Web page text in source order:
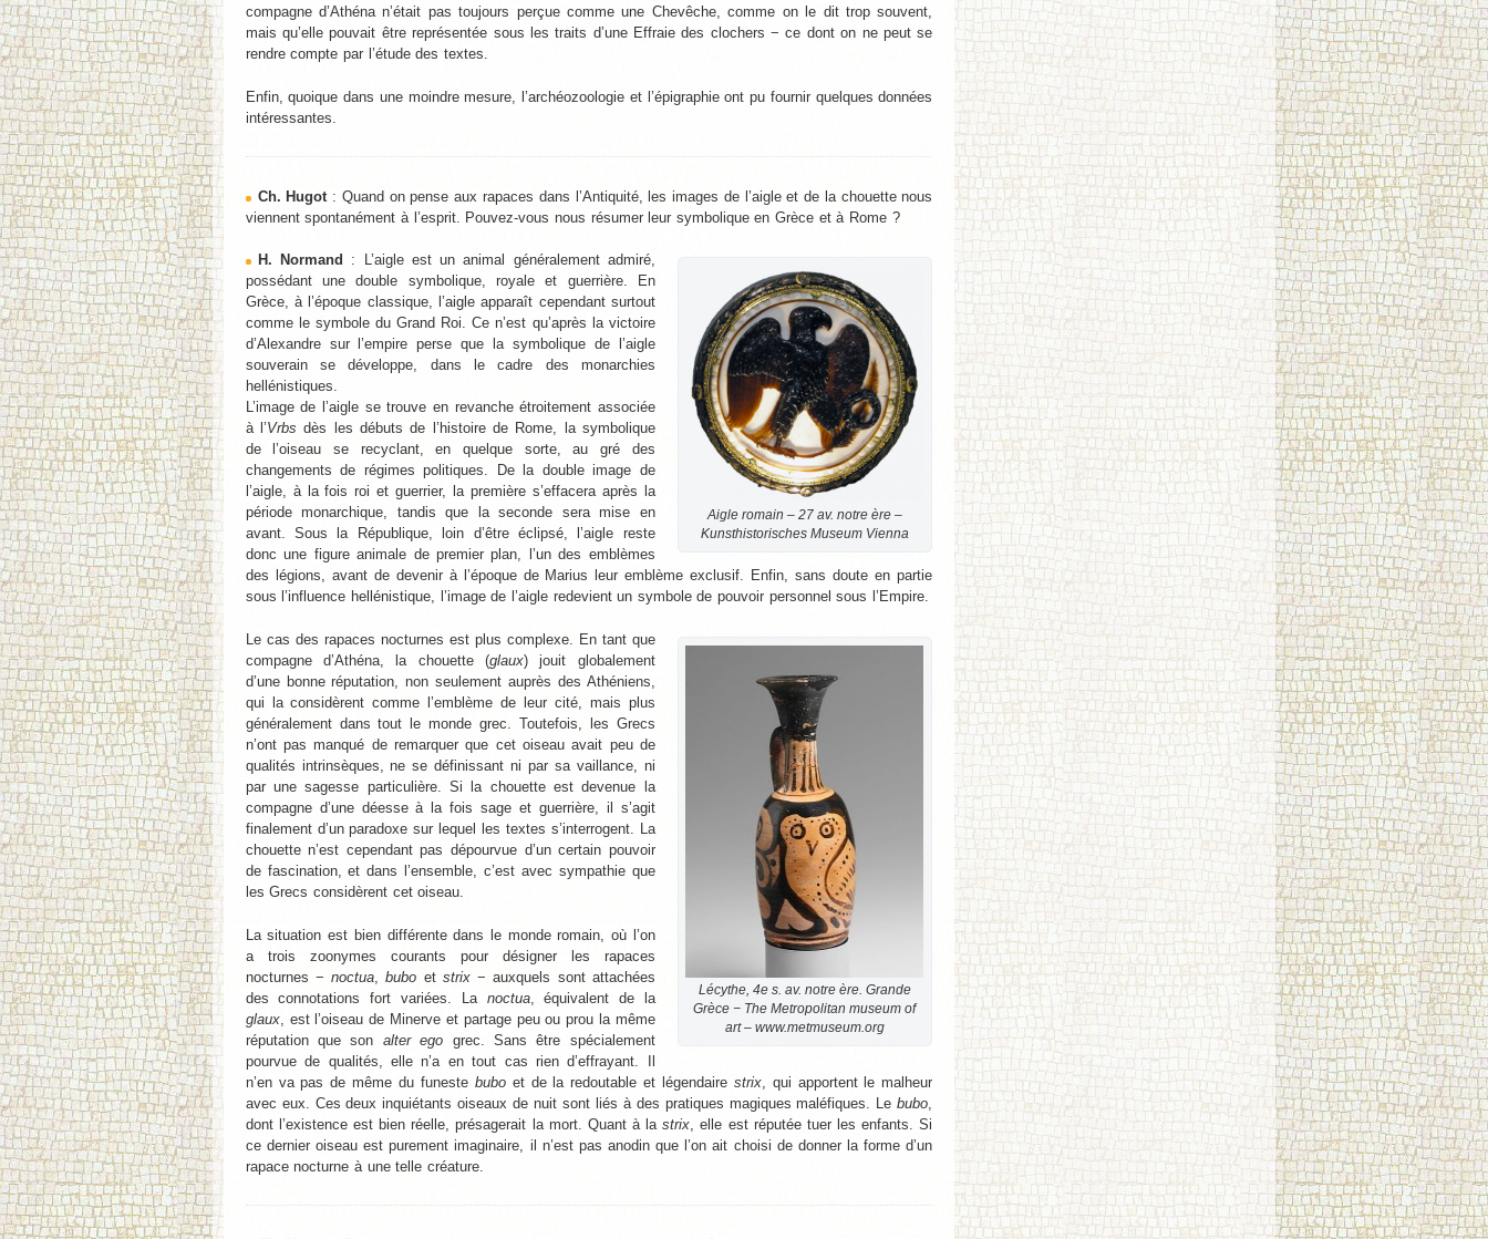
compagne d’Athéna n’était pas toujours perçue comme une Chevêche, comme on le dit trop souvent,
mais qu’elle pouvait être représentée sous les traits d’une Effraie des clochers − ce dont on ne peut se
rendre compte par l’étude des textes.
Enfin, quoique dans une moindre mesure, l’archéozoologie et l’épigraphie ont pu fournir quelques données
intéressantes.
Ch. Hugot : Quand on pense aux rapaces dans l’Antiquité, les images de l’aigle et de la chouette nous
viennent spontanément à l’esprit. Pouvez-vous nous résumer leur symbolique en Grèce et à Rome ?
Aigle romain – 27 av. notre ère –
Kunsthistorisches Museum Vienna
H. Normand
: L’aigle est un animal généralement admiré,
possédant une double symbolique, royale et guerrière. En
Grèce, à l’époque classique, l’aigle apparaît cependant surtout
comme le symbole du Grand Roi. Ce n’est qu’après la victoire
d’Alexandre sur l’empire perse que la symbolique de l’aigle
souverain se développe, dans le cadre des monarchies
hellénistiques.
L’image de l’aigle se trouve en revanche étroitement associée
à l’Vrbs dès les débuts de l’histoire de Rome, la symbolique
de l’oiseau se recyclant, en quelque sorte, au gré des
changements de régimes politiques. De la double image de
l’aigle, à la fois roi et guerrier, la première s’effacera après la
période monarchique, tandis que la seconde sera mise en
avant. Sous la République, loin d’être éclipsé, l’aigle reste
donc une figure animale de premier plan, l’un des emblèmes
des légions, avant de devenir à l’époque de Marius leur emblème exclusif. Enfin, sans doute en partie
sous l’influence hellénistique, l’image de l’aigle redevient un symbole de pouvoir personnel sous l’Empire.
Lécythe, 4e s. av. notre ère. Grande
Grèce − The Metropolitan museum of
art – www.metmuseum.org
Le cas des rapaces nocturnes est plus complexe. En tant que
compagne d’Athéna, la chouette (glaux) jouit globalement
d’une bonne réputation, non seulement auprès des Athéniens,
qui la considèrent comme l’emblème de leur cité, mais plus
généralement dans tout le monde grec. Toutefois, les Grecs
n’ont pas manqué de remarquer que cet oiseau avait peu de
qualités intrinsèques, ne se définissant ni par sa vaillance, ni
par une sagesse particulière. Si la chouette est devenue la
compagne d’une déesse à la fois sage et guerrière, il s’agit
finalement d’un paradoxe sur lequel les textes s’interrogent. La
chouette n’est cependant pas dépourvue d’un certain pouvoir
de fascination, et dans l’ensemble, c’est avec sympathie que
les Grecs considèrent cet oiseau.
La situation est bien différente dans le monde romain, où l’on
a trois zoonymes courants pour désigner les rapaces
nocturnes −noctua ,bubo et strix− auxquels sont attachées
des connotations fort variées. La noctua, équivalent de la
glaux, est l’oiseau de Minerve et partage peu ou prou la même
réputation que son alter ego grec. Sans être spécialement
pourvue de qualités, elle n’a en tout cas rien d’effrayant. Il
n’en va pas de même du funeste buboet de la redoutable et légendaire strix, qui apportent le malheur
avec eux. Ces deux inquiétants oiseaux de nuit sont liés à des pratiques magiques maléfiques. Lebubo
dont l’existence est bien réelle, présagerait la mort. Quant à lastrix , elle est réputée tuer les enfants. Si
ce dernier oiseau est purement imaginaire, il n’est pas anodin que l’on ait choisi de donner la forme d’un
rapace nocturne à une telle créature.